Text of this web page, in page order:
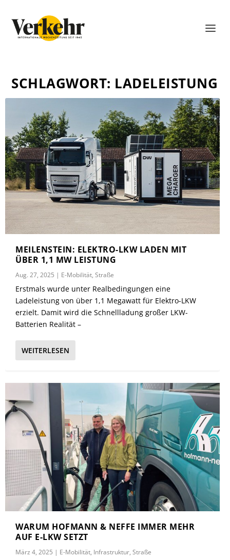
SCHLAGWORT: LADELEISTUNG
MEILENSTEIN: ELEKTRO-LKW LADEN MIT
ÜBER 1,1 MW LEISTUNG
Aug. 27, 2025 | E-Mobilität,Straße
Erstmals wurde unter Realbedingungen eine
Ladeleistung von über 1,1 Megawatt für Elektro-LKW
erzielt. Damit wird die Schnellladung großer LKW-
Batterien Realität –
WEITERLESEN
WARUM HOFMANN & NEFFE IMMER MEHR
AUF E-LKW SETZT
März 4, 2025 | E-Mobilität, Infrastruktur,Straße